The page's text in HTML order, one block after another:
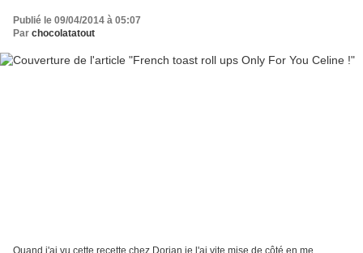
Publié le 09/04/2014 à 05:07
Par chocolatatout
Quand j'ai vu cette recette chez Dorian je l'ai vite mise de côté en me